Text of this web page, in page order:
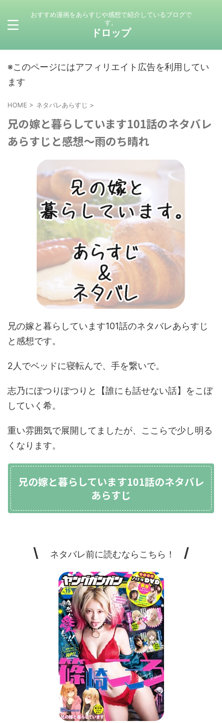
おすすめ漫画をあらすじや感想で紹介しているブログで
す。
ドロップ
※このページにはアフィリエイト広告を利用してい
ます
HOME > ネタバレあらすじ >
兄の嫁と暮らしています101話のネタバレ
あらすじと感想～雨のち晴れ
兄の嫁と暮らしています101話のネタバレあらすじ
と感想です。
2人でベッドに寝転んで、手を繋いで。
志乃にぽつりぽつりと【誰にも話せない話】をこぼ
していく希。
重い雰囲気で展開してましたが、ここらで少し明る
くなります。
兄の嫁と暮らしています101話のネタバレ
あらすじ
\ ネタバレ前に読むならこちら！ /